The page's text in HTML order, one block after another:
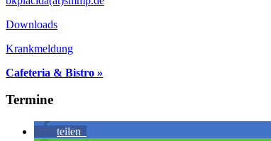
Downloads
Krankmeldung
Cafeteria & Bistro »
Termine
teilen